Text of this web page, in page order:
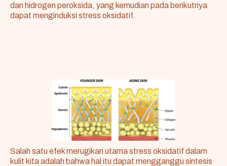
dan hidrogen peroksida, yang kemudian pada berikutnya
dapat menginduksi stress oksidatif.
Salah satu efek merugikan utama stress oksidatif dalam
kulit kita adalah bahwa hal itu dapat mengganggu sintesis